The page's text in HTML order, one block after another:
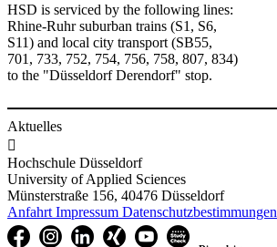
HSD is serviced by the following lines:
Rhine-Ruhr suburban trains (S1, S6,
S11) and local city transport (SB55,
701, 733, 752, 754, 756, 758, 807, 834)
to the "Düsseldorf Derendorf" stop.
Aktuelles

Hochschule Düsseldorf
University of Applied Sciences
Münsterstraße 156, 40476 Düsseldorf
Anfahrt Impressum Datenschutzbestimmungen